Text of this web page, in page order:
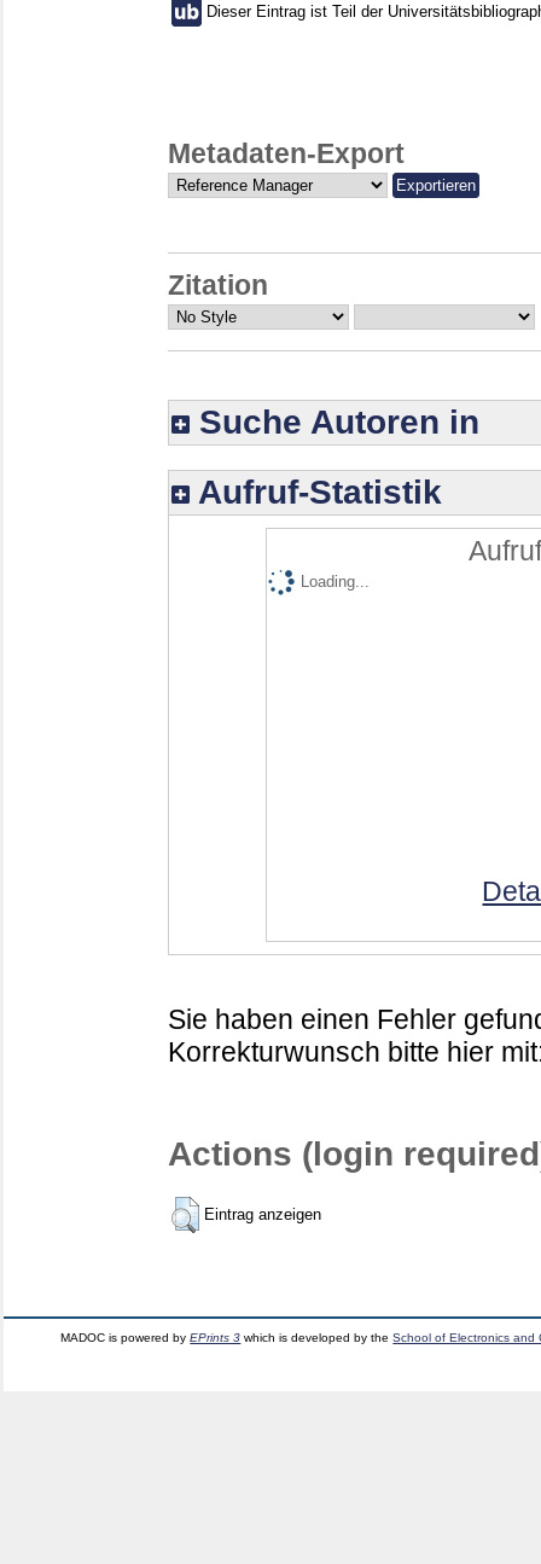
Dieser Eintrag ist Teil der
Metadaten-Export
Zitation
Suche Autoren in
Aufruf-Statistik
Loading...
Sie haben einen Fehler
Korrekturwunsch bitte hier
Actions (login
Eintrag anzeigen
MADOC is powered byEPrints 3 which is developed by theSchool of Electronics and